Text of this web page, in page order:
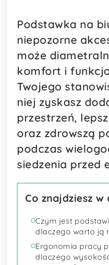
Podstawka na
niepozorne
może
komfort i
Twojego
niej zyskasz
przestrzeń,
oraz zdrowszą
podczas
siedzenia przed
Co znajdziesz
Czym jest
dlaczego warto ją
Ergonomia pracy
dlaczego